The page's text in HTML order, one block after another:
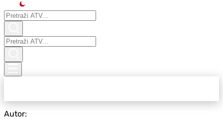
Autor: